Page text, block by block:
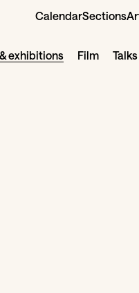
CalendarSections
exhibitions Film Talks